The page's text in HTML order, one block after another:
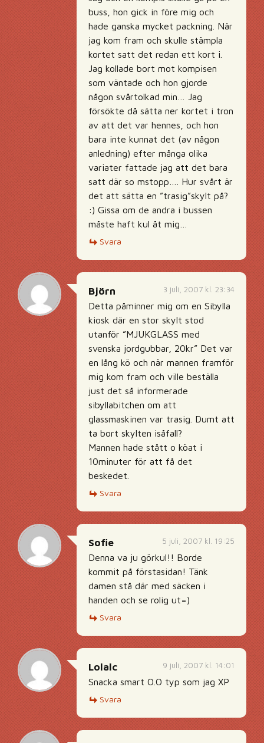
buss, hon gick in före mig och
hade ganska mycket packning. När
jag kom fram och skulle stämpla
kortet satt det redan ett kort i.
Jag kollade bort mot kompisen
som väntade och hon gjorde
någon svårtolkad min… Jag
försökte då sätta ner kortet i tron
av att det var hennes, och hon
bara inte kunnat det (av någon
anledning) efter många olika
variater fattade jag att det bara
satt där so mstopp…. Hur svårt är
det att sätta en ”trasig”skylt på?
:) Gissa om de andra i bussen
måste haft kul åt mig…
Svara
3 juli, 2007 kl. 23:34
Björn
Detta påminner mig om en Sibylla
kiosk där en stor skylt stod
utanför ”MJUKGLASS med
svenska jordgubbar, 20kr” Det var
en lång kö och när mannen framför
mig kom fram och ville beställa
just det så informerade
sibyllabitchen om att
glassmaskinen var trasig. Dumt att
ta bort skylten isåfall?
Mannen hade stått o köat i
10minuter för att få det
beskedet.
Svara
5 juli, 2007 kl. 19:25
Sofie
Denna va ju görkul!! Borde
kommit på förstasidan! Tänk
damen stå där med säcken i
handen och se rolig ut=)
Svara
9 juli, 2007 kl. 14:01
Lolalc
Snacka smart O.O typ som jag XP
Svara